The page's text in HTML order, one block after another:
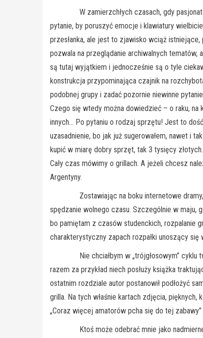
W zamierzchłych czasach, gdy pasjonatów
pytanie, by poruszyć emocje i klawiatury
przesłanka, ale jest to zjawisko wciąż
pozwala na przeglądanie archiwalnych tematów,
są tutaj wyjątkiem i jednocześnie są o tyle
konstrukcja przypominająca czajnik na
podobnej grupy i zadać pozornie niewinne
Czego się wtedy można dowiedzieć – o raku,
innych… Po pytaniu o rodzaj sprzętu! Jest to
uzasadnienie, bo jak już sugerowałem, nawet i
kupić w miarę dobry sprzęt, tak 3 tysięcy
Cały czas mówimy o grillach. A jeżeli chcesz
Argentyny.
Zostawiając na boku internetowe dramy,
spędzanie wolnego czasu. Szczególnie w maju,
bo pamiętam z czasów studenckich, rozpalanie
charakterystyczny zapach rozpałki unoszący
Nie chciałbym w „trójgłosowym” cyklu
razem za przykład niech posłuży książka
ostatnim rozdziale autor postanowił podłożyć
grilla. Na tych właśnie kartach zdjęcia,
„Coraz więcej amatorów pcha się do tej
Ktoś może odebrać mnie jako nadmiernego